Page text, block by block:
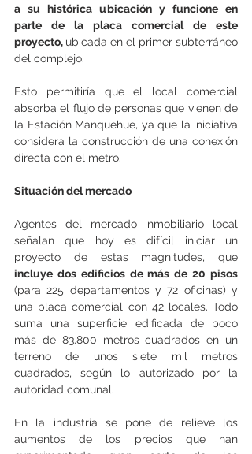
a su histórica ubicación y funcione en
parte de la placa comercial de este
proyecto, ubicada en el primer subterráneo
del complejo.
Esto permitiría que el local comercial
absorba el flujo de personas que vienen de
la Estación Manquehue, ya que la iniciativa
considera la construcción de una conexión
directa con el metro.
Situación del mercado
Agentes del mercado inmobiliario local
señalan que hoy es difícil iniciar un
proyecto de estas magnitudes, que
(para 225 departamentos y 72 oficinas) y
una placa comercial con 42 locales. Todo
suma una superficie edificada de poco
más de 83.800 metros cuadrados en un
terreno de unos siete mil metros
cuadrados, según lo autorizado por la
autoridad comunal.
En la industria se pone de relieve los
aumentos de los precios que han